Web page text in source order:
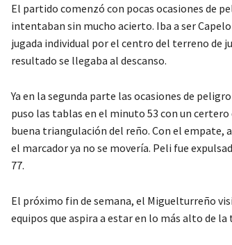
El partido comenzó con pocas ocasiones de
intentaban sin mucho acierto. Iba a ser
jugada individual por el centro del terreno de
resultado se llegaba al descanso.
Ya en la segunda parte las ocasiones de
puso las tablas en el minuto 53 con un
buena triangulación del reño. Con el
el marcador ya no se movería. Peli fue
77.
El próximo fin de semana, el Miguelturreño
equipos que aspira a estar en lo más alto de